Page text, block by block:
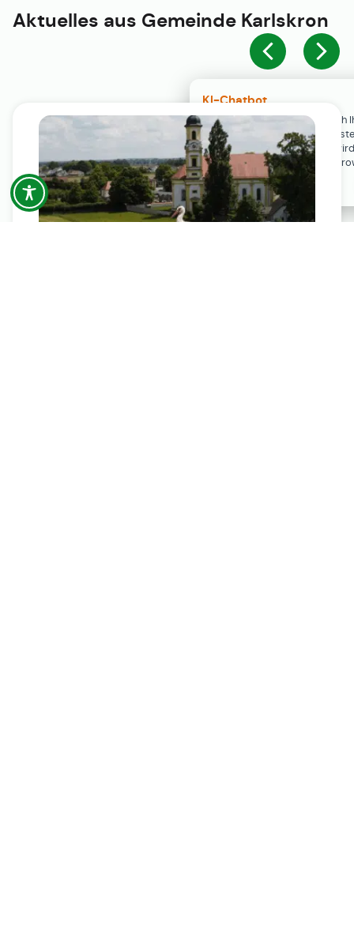
KI-Chatbot
Der KI-Chatbot steht erst nach
Einwilligung in den Cookie-
Verfügung. Der Chat-Verlauf
ausschließlich lokal in Ihrem
gespeichert.
Aktuelles aus Gemeinde Karlskron